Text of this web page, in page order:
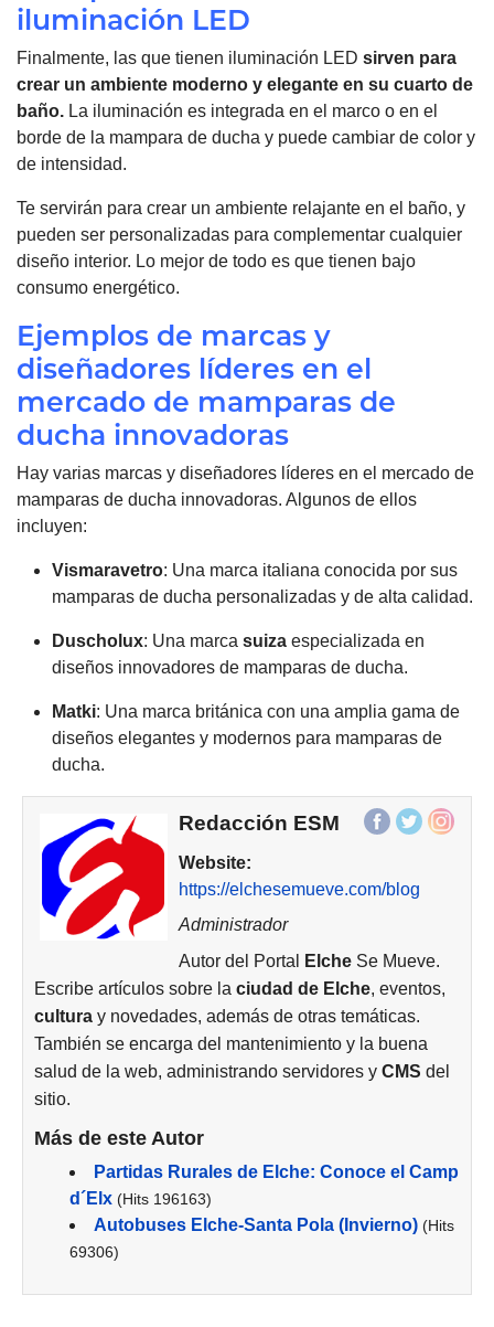
iluminación LED
Finalmente, las que tienen iluminación LED sirven para
crear un ambiente moderno y elegante en su cuarto de
baño. La iluminación es integrada en el marco o en el
borde de la mampara de ducha y puede cambiar de color y
de intensidad.
Te servirán para crear un ambiente relajante en el baño, y
pueden ser personalizadas para complementar cualquier
diseño interior. Lo mejor de todo es que tienen bajo
consumo energético.
Ejemplos de marcas y
diseñadores líderes en el
mercado de mamparas de
ducha innovadoras
Hay varias marcas y diseñadores líderes en el mercado de
mamparas de ducha innovadoras. Algunos de ellos
incluyen:
Vismaravetro: Una marca italiana conocida por sus
mamparas de ducha personalizadas y de alta calidad.
Duscholux: Una marca suiza especializada en
diseños innovadores de mamparas de ducha.
Matki: Una marca británica con una amplia gama de
diseños elegantes y modernos para mamparas de
ducha.
Redacción ESM
Website:
https://elchesemueve.com/blog
Administrador
Autor del Portal
ElcheSe Mueve.
Escribe artículos sobre la ciudad de Elche, eventos,
cultura y novedades, además de otras temáticas.
También se encarga del mantenimiento y la buena
salud de la web, administrando servidores y CMS del
sitio.
Más de este Autor
Partidas Rurales de Elche: Conoce el Camp
d´Elx (Hits 196163)
Autobuses Elche-Santa Pola (Invierno) (Hits
69306)